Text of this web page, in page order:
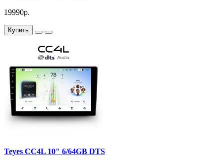
19990р.
Купить
Teyes CC4L 10" 6/64GB DTS